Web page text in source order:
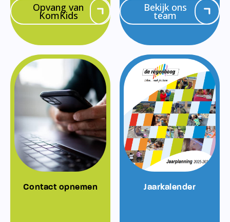
Opvang van
KomKids
Bekijk ons
team
Contact opnemen Jaarkalender